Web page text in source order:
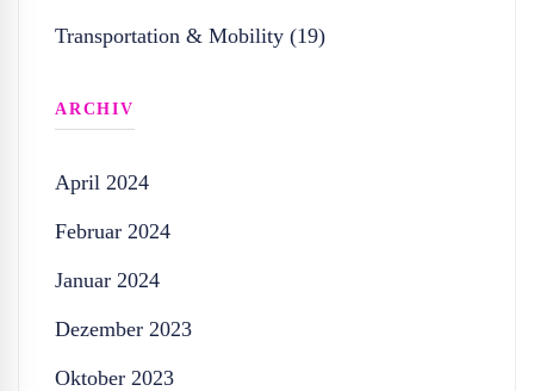
Transportation & Mobility (19)
ARCHIV
April 2024
Februar 2024
Januar 2024
Dezember 2023
Oktober 2023